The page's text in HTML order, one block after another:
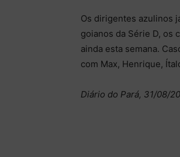
Os dirigentes azulinos
goianos da Série D, os
ainda esta semana.
com Max, Henrique,
Diário do Pará, 31/08/